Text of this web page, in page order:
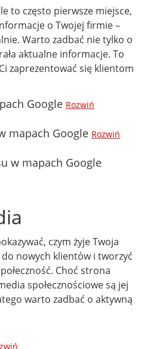
to często pierwsze miejsce,
o Twojej firmie –
Warto zadbać nie tylko o
aktualne informacje. To
zaprezentować się klientom
Google Rozwiń
mapach Google Rozwiń
w mapach Google
czym żyje Twoja
nowych klientów i tworzyć
Choć strona
społecznościowe są jej
warto zadbać o aktywną